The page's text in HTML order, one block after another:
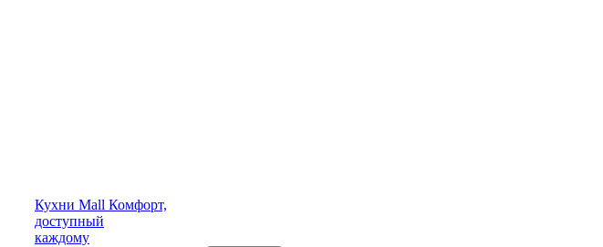
Кухни Mall Комфорт,
доступный
каждому